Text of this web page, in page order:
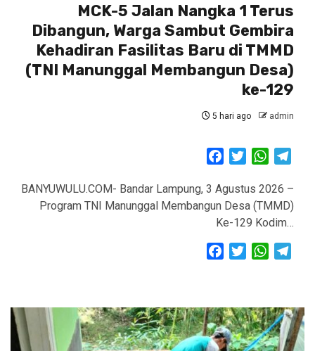
MCK-5 Jalan Nangka 1 Terus
Dibangun, Warga Sambut Gembira
Kehadiran Fasilitas Baru di TMMD
(TNI Manunggal Membangun Desa)
ke-129
5 hari ago admin
FacebookTwitter
BANYUWULU.COM- Bandar Lampung, 3 Agustus 2026 –
Program TNI Manunggal Membangun Desa (TMMD)
Ke-129 Kodim…
FacebookTwitter